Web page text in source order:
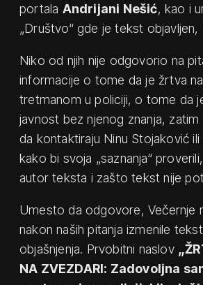
portala Andrijani Nešić, kao i
„Društvo“ gde je tekst objavljen,
Niko od njih nije odgovorio na
informacije o tome da je žrtva
tretmanom u policiji, o tome da
javnost bez njenog znanja, zatim
da kontaktiraju Ninu Stojaković ili
kako bi svoja „saznanja“
autor teksta i zašto tekst nije
Umesto da odgovore, Večernje
nakon naših pitanja izmenile
objašnjenja. Prvobitni naslov
NA ZVEZDARI: Zadovoljna